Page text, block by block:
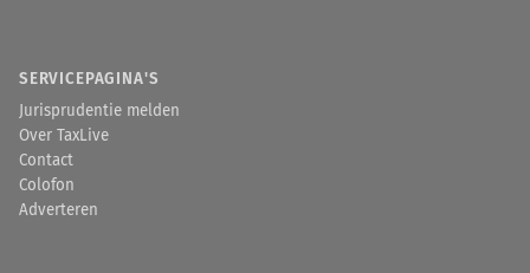
SERVICEPAGINA'S
Jurisprudentie melden
Over TaxLive
Contact
Colofon
Adverteren